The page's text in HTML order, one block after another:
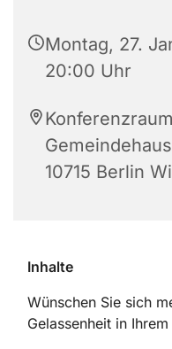
Montag, 27.
20:00 Uhr
10715 Berlin
Inhalte
Wünschen Sie sich
Gelassenheit in